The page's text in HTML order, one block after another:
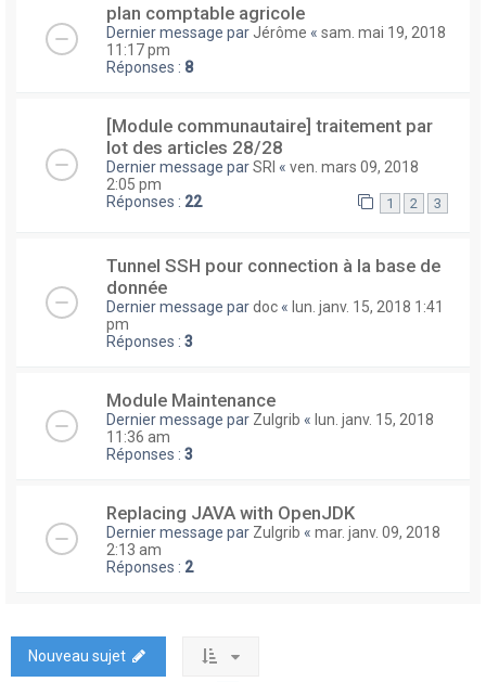
plan comptable agricole
Dernier message par Jérôme « sam. mai 19, 2018
11:17 pm
Réponses : 8
[Module communautaire] traitement par
lot des articles 28/28
Dernier message parSRI « ven. mars 09, 2018
2:05 pm
Réponses : 22 1 2 3
Tunnel SSH pour connection à la base de
donnée
Dernier message pardoc « lun. janv. 15, 2018 1:41
pm
Réponses : 3
Module Maintenance
Dernier message par Zulgrib « lun. janv. 15, 2018
11:36 am
Réponses : 3
Replacing JAVA with OpenJDK
Dernier message par Zulgrib « mar. janv. 09, 2018
2:13 am
Réponses : 2
Nouveau sujet